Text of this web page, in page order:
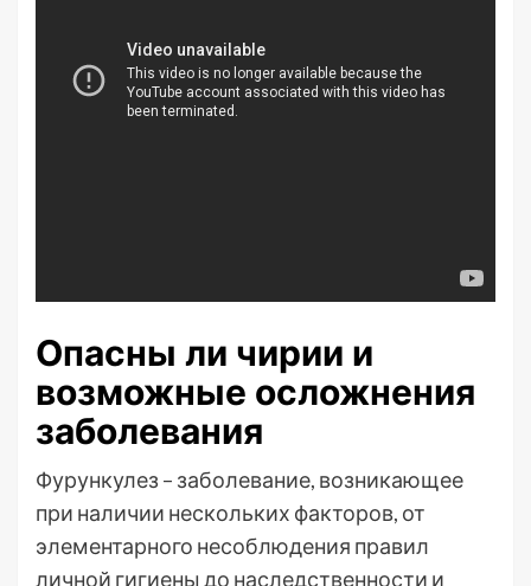
Опасны ли чирии и
возможные осложнения
заболевания
Фурункулез – заболевание, возникающее
при наличии нескольких факторов, от
элементарного несоблюдения правил
личной гигиены до наследственности и